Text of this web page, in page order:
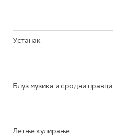
Устанак
Блуз музика и сродни правци
Летње кулирање